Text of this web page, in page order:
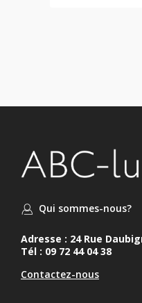
Qui sommes-nous?
Adresse : 24 Rue
Tél : 09 72 44 04 38
Contactez-nous